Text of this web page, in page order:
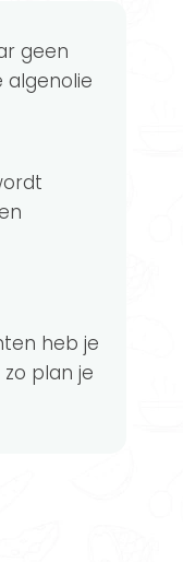
geen
algenolie
heb je
plan je